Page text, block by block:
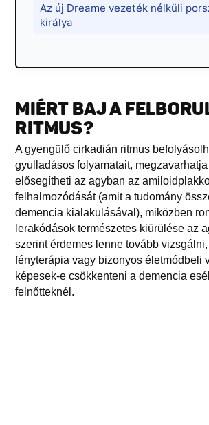
Az új Dreame vezeték nélküli
királya
MIÉRT BAJ A
RITMUS?
A gyengülő cirkadián ritmus
gyulladásos folyamatait,
elősegítheti az agyban az
felhalmozódását (amit a tudomány
demencia kialakulásával), miközben
lerakódások természetes kiürülése az
szerint érdemes lenne tovább
fényterápia vagy bizonyos életmódbeli
képesek-e csökkenteni a demencia
felnőtteknél.